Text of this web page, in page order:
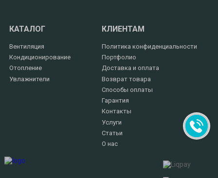
КАТАЛОГ
Вентиляция
Кондиционирование
Отопление
Увлажнители
КЛИЕНТАМ
Политика конфиденциальности
Портфолио
Доставка и оплата
Возврат товара
Способы оплаты
Гарантия
Контакты
Услуги
Статьи
О нас